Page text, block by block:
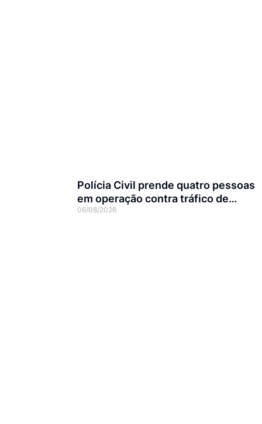
Polícia Civil prende quatro pessoas
em operação contra tráfico de
animais silvestres
06/08/2026